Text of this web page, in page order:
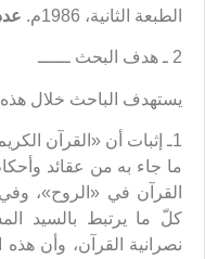
الطبعة الثانية، 1986م.
2 ـ هدف البحث ــــــ
يستهدف الباحث خلال هذه
1ـ إثبات أن «القرآن
ما جاء به من عقائد
القرآن في «الروح»،
كلّ ما يرتبط بالسيد
نصرانية القرآن، وأن هذه